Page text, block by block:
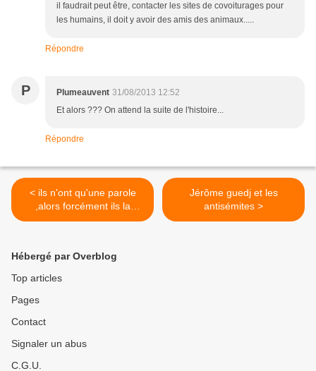
il faudrait peut être, contacter les sites de covoiturages pour
les humains, il doit y avoir des amis des animaux.....
Répondre
P Plumeauvent 31/08/2013 12:52
Et alors ??? On attend la suite de l'histoire...
Répondre
< ils n'ont qu'une parole
,alors forcément ils la
reprennent !
Jérôme guedj et les
antisémites >
Hébergé par Overblog
Top articles
Pages
Contact
Signaler un abus
C.G.U.